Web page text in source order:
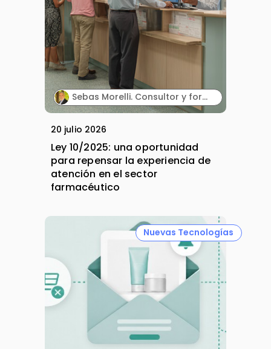
Sebas Morelli. Consultor y formador en comunicación, atención al cliente, liderazgo y ventas.
20 julio 2026
Ley 10/2025: una oportunidad
para repensar la experiencia de
atención en el sector
farmacéutico
Nuevas Tecnologías